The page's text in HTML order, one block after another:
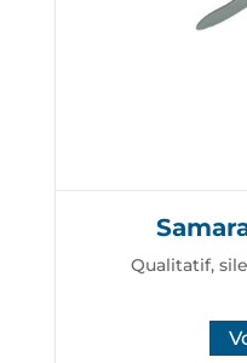
Qualitatif,